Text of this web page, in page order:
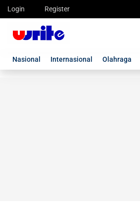
Login Register
Nasional Internasional Olahraga